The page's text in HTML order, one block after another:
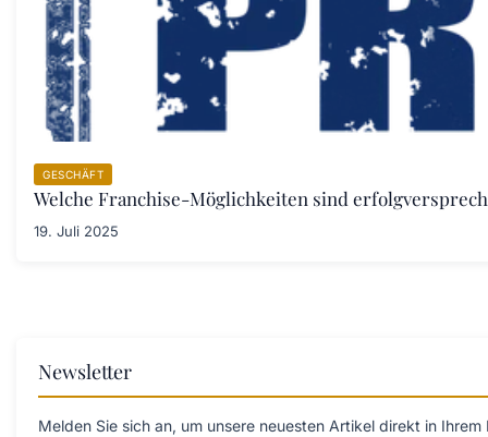
GESCHÄFT
Welche Franchise-Möglichkeiten sind
19. Juli 2025
Newsletter
Melden Sie sich an, um unsere neuesten Artikel direkt in